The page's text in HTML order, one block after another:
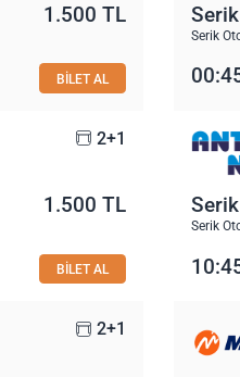
1.500 TL
BİLET AL
Serik
Serik
2+1
1.500 TL
BİLET AL
Serik
Serik
2+1